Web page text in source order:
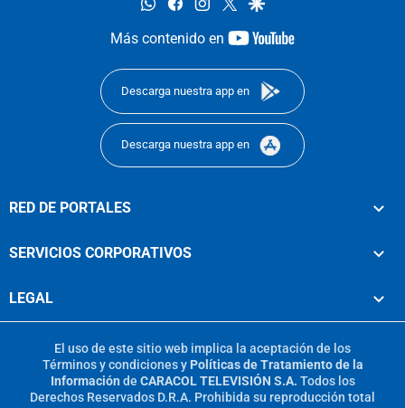
Más contenido en
youtube-
Descarga nuestra app en
Descarga nuestra app en
RED DE PORTALES
SERVICIOS CORPORATIVOS
LEGAL
El uso de este sitio web implica la aceptación de los
Términos y condicionesy Políticas de Tratamiento de la
Información de CARACOL TELEVISIÓN S.A. Todos los
Derechos Reservados D.R.A. Prohibida su reproducción total